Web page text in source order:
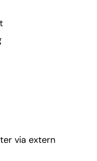
via extern